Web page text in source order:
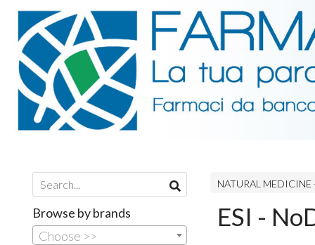
NATURAL MEDICINE
ESI -
Browse by brands
Choose >>